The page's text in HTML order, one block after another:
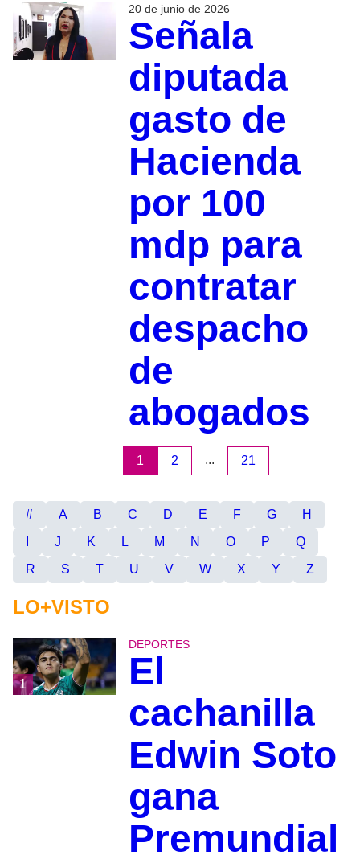
20 de junio de 2026
Señala
diputada
gasto de
Hacienda
por 100
mdp para
contratar
despacho
de
abogados
1 2 ... 21
# A B C D E F G
H
J K L M N O P
Q
R
S T U V W X Y Z
LO+VISTO
1
DEPORTES
El
cachanilla
Edwin Soto
gana
Premundial